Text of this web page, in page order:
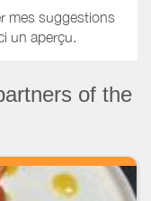
mes suggestions
un aperçu.
of the